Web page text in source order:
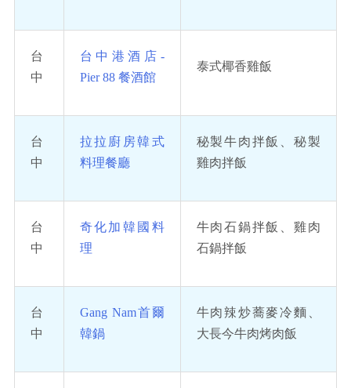
台
中
台中港酒店-
Pier 88 餐酒館
泰式椰香雞飯
台
中
拉拉廚房韓式
料理餐廳
秘製牛肉拌飯、秘製
雞肉拌飯
台
中
奇化加韓國料
理
牛肉石鍋拌飯、雞肉
石鍋拌飯
台
中
Gang Nam首爾
韓鍋
牛肉辣炒蕎麥冷麵、
大長今牛肉烤肉飯